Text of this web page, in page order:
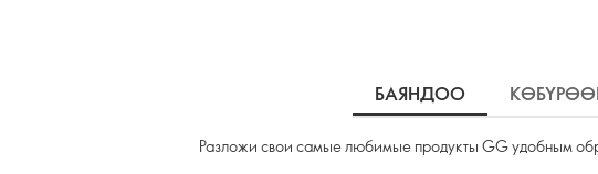
БАЯНДОО
Разложи свои самые любимые продукты GG удобным